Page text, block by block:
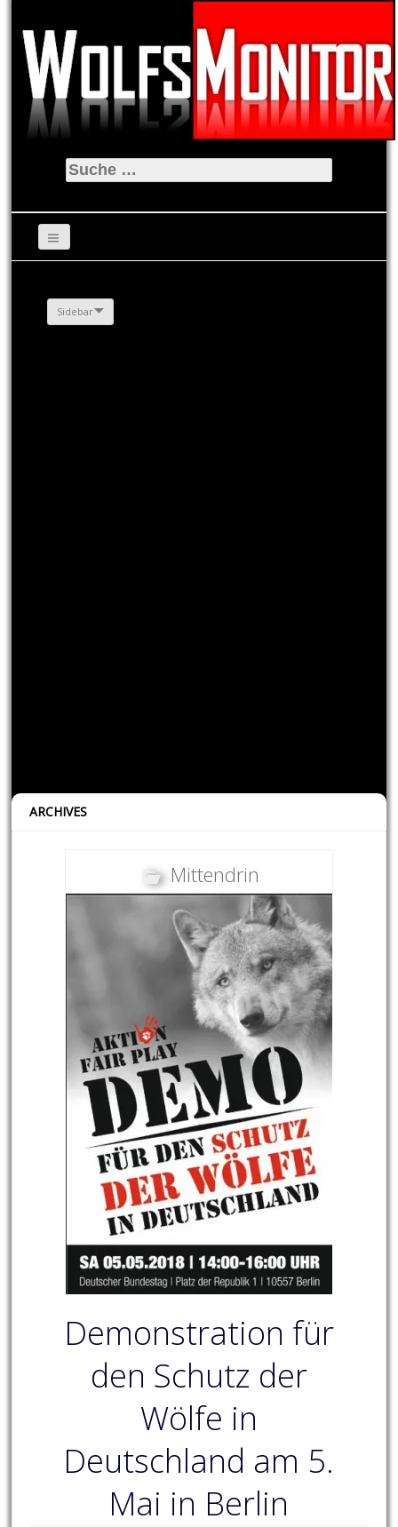
Suche
nach:
Sidebar
ARCHIVES
Mittendrin
Demonstration für
den Schutz der
Wölfe in
Deutschland am 5.
Mai in Berlin